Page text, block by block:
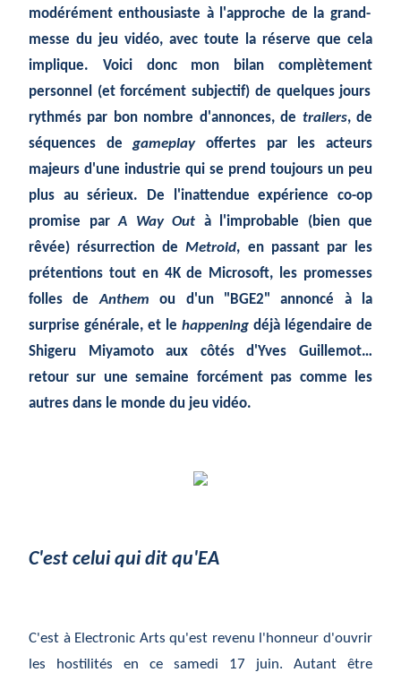
modérément enthousiaste àl'approche de la grand-
messe du jeu vidéo, avec toute la réserve que cela
implique. Voici donc mon bilan compl ètement
personnel (et forcément subjectif) de quelques jours
rythmés par bon nombre d'annonces, de trailers, de
séquences degameplayoffertes par les acteurs
majeurs d'une industrie qui se prend toujours un peu
plus au sérieux. De l'inattendue expérience co-op
promise parA Way Out àl'improbable (bien que
rêvée) résurrection deMetroid, en passant par les
prétentions tout en 4K de Microsoft, les promesses
folles deAnthem ou d'un "BGE2" annoncé à la
surprise générale, et le happening déjà égendaire de
Shigeru Miyamoto aux côtésd'Yves Guillemot…
retour sur une semaine forcémentpas comme les
autres dans le monde du jeu vidéo.
C'est celui qui dit qu'EA
C'est à Electronic Arts qu'est revenu l'honneur d'ouvrir
les hostilités en ce samedi 17 juin. Autant être